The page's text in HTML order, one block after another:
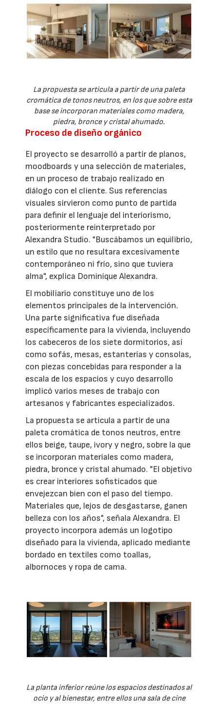
La propuesta se articula a partir de una paleta
cromática de tonos neutros, en los que sobre esta
base se incorporan materiales como madera,
piedra, bronce y cristal ahumado.
Proceso de diseño orgánico
El proyecto se desarrolló a partir de planos,
moodboards y una selección de materiales,
en un proceso de trabajo realizado en
diálogo con el cliente. Sus referencias
visuales sirvieron como punto de partida
para definir el lenguaje del interiorismo,
posteriormente reinterpretado por
Alexandra Studio. "Buscábamos un equilibrio,
un estilo que no resultara excesivamente
contemporáneo ni frío, sino que tuviera
alma", explica Dominique Alexandra.
El mobiliario constituye uno de los
elementos principales de la intervención.
Una parte significativa fue diseñada
específicamente para la vivienda, incluyendo
los cabeceros de los siete dormitorios, así
como sofás, mesas, estanterías y consolas,
con piezas concebidas para responder a la
escala de los espacios y cuyo desarrollo
implicó varios meses de trabajo con
artesanos y fabricantes especializados.
La propuesta se articula a partir de una
paleta cromática de tonos neutros, entre
ellos beige, taupe, ivory y negro, sobre la que
se incorporan materiales como madera,
piedra, bronce y cristal ahumado. "El objetivo
es crear interiores sofisticados que
envejezcan bien con el paso del tiempo.
Materiales que, lejos de desgastarse, ganen
belleza con los años", señala Alexandra. El
proyecto incorpora además un logotipo
diseñado para la vivienda, aplicado mediante
bordado en textiles como toallas,
albornoces y ropa de cama.
La planta inferior reúne los espacios destinados al
ocio y al bienestar, entre ellos una sala de cine